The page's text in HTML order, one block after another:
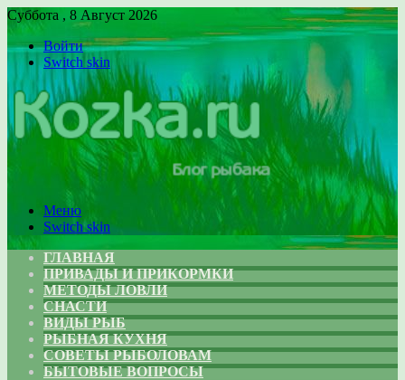
Суббота , 8 Август 2026
Войти
Switch skin
Меню
Switch skin
ГЛАВНАЯ
ПРИВАДЫ И ПРИКОРМКИ
МЕТОДЫ ЛОВЛИ
СНАСТИ
ВИДЫ РЫБ
РЫБНАЯ КУХНЯ
СОВЕТЫ РЫБОЛОВАМ
БЫТОВЫЕ ВОПРОСЫ